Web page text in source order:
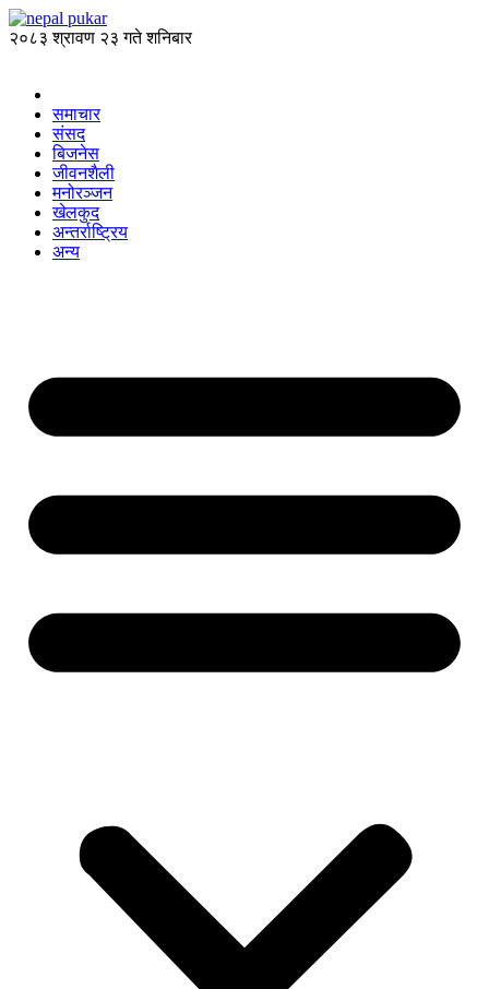
२०८३ श्रावण २३ गते शनिबार
समाचार
संसद
बिजनेस
जीवनशैली
मनोरञ्जन
खेलकुद
अन्तर्राष्ट्रिय
अन्य